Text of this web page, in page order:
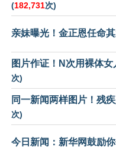
(182,731次)
亲妹曝光！金正恩任命
图片作证！N次用裸体
次)
同一新闻两样图片！残
次)
今日新闻：新华网鼓励